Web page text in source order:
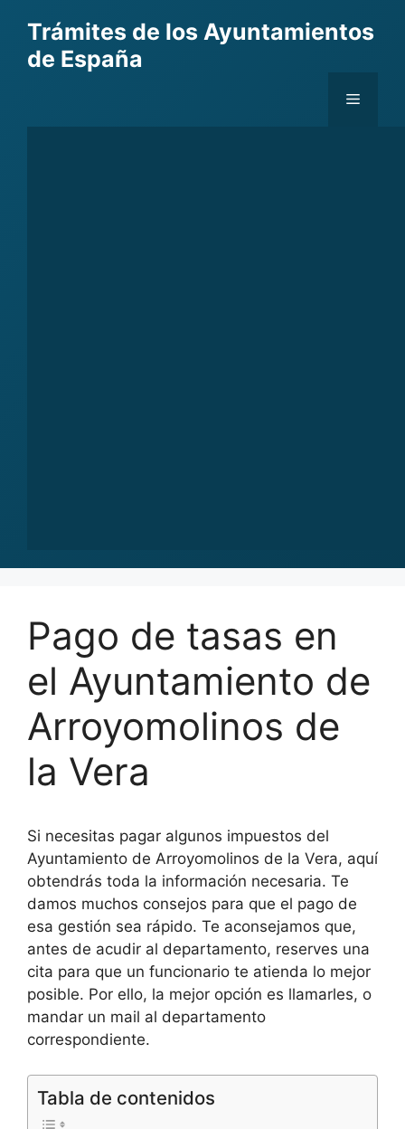
content
Trámites de los Ayuntamientos
de España
Menu
Pago de tasas en
el Ayuntamiento de
Arroyomolinos de
la Vera
Si necesitas pagar algunos impuestos del
Ayuntamiento de Arroyomolinos de la Vera, aquí
obtendrás toda la información necesaria. Te
damos muchos consejos para que el pago de
esa gestión sea rápido. Te aconsejamos que,
antes de acudir al departamento, reserves una
cita para que un funcionario te atienda lo mejor
posible. Por ello, la mejor opción es llamarles, o
mandar un mail al departamento
correspondiente.
Tabla de contenidos